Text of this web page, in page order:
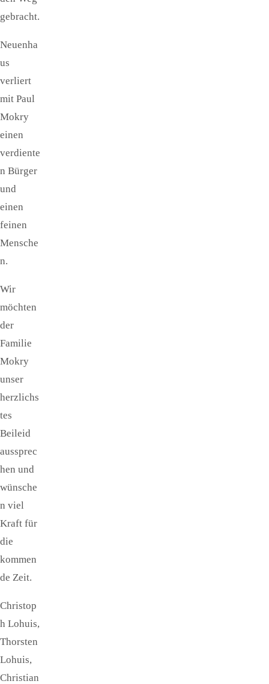
gebracht.
Neuenha
us
verliert
mit Paul
Mokry
einen
verdiente
n Bürger
und
einen
feinen
Mensche
n.
Wir
möchten
der
Familie
Mokry
unser
herzlichs
tes
Beileid
aussprec
hen und
wünsche
n viel
Kraft für
die
kommen
de Zeit.
Christop
h Lohuis,
Thorsten
Lohuis,
Christian